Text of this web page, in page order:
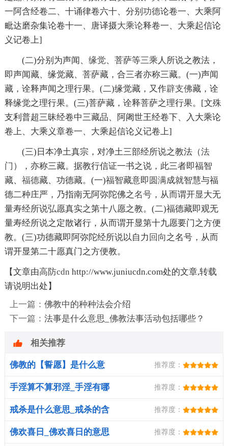
一阿含经卷二、十诵律卷六十、分别 功德论卷一、大乘阿
毗达磨杂集论卷十一、唐译摄大乘论释卷一、大乘起信论
义记卷上]
(二)分别为声闻、 缘觉、菩萨等三乘 人所说之教法，
即声闻藏、缘觉藏、菩萨藏，合三者亦称三藏。(一)声闻
藏，诠释声闻之理行果。(二)缘觉藏，又作辟支佛藏，诠
释缘觉之理行果。(三)菩萨藏，诠释菩萨之理行果。[文殊
支利普超三昧经卷中三藏品、阿阇世王经卷下、入大乘论
卷上、大乘义章卷一、大乘起信论义记卷上]
(三)日本净土真宗，对净土三部经所说之教法（法
门 ），亦称三藏。据教行信证一书之说，此三者即福智
藏、 福德藏、功德藏。(一)福智藏意即 圆满成就智慧与福
德二种庄严，乃指南无阿弥陀佛之名号，从而谓开显大无
量寿经所说弘愿真实之第十八愿之教。(二)福德藏即观无
量寿经所说之定散诸行，从而谓开显第十九愿要门之方便
教。(三)功德藏即阿弥陀经所说以自力 回向之名号，从而
谓开显第二十愿真门之方便教。
【文章由高防cdn http://www.juniucdn.com处的文章,转载
请说明出处】
上一篇： 佛教中的种种法会介绍
下一篇： 法事是什么意思_佛教法事活动包括哪些？
佛教的【誓愿】是什么意
思？
推荐度：
手淫算不算邪淫_手淫有哪
些危害
推荐度：
戒杀是什么意思_戒杀的含
义
推荐度：
佛欢喜日_佛欢喜日的意思 推荐度：
相关推荐